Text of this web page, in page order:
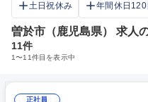
土日祝休み
年間休日120
曽於市（鹿児島県） 求人
11件
1〜11件目を表示中
正社員